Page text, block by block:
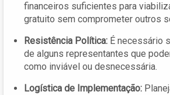
financeiros suficientes para
gratuito sem comprometer outros
Resistência Política: É necessário
de alguns representantes que
como inviável ou desnecessária.
Logística de Implementação: